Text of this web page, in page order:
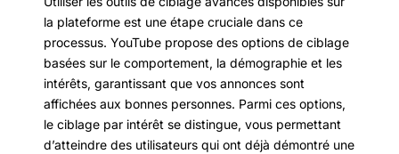
la plateforme est une étape cruciale dans ce
processus. YouTube propose des options de ciblage
basées sur le comportement, la démographie et les
intérêts, garantissant que vos annonces sont
affichées aux bonnes personnes. Parmi ces options,
le ciblage par intérêt se distingue, vous permettant
d’atteindre des utilisateurs qui ont déjà démontré une